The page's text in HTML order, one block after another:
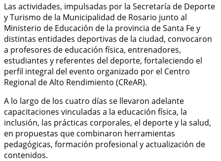
Las actividades, impulsadas por la Secretaría de Deporte
y Turismo de la Municipalidad de Rosario junto al
Ministerio de Educación de la provincia de Santa Fe y
distintas entidades deportivas de la ciudad, convocaron
a profesores de educación física, entrenadores,
estudiantes y referentes del deporte, fortaleciendo el
perfil integral del evento organizado por el Centro
Regional de Alto Rendimiento (CReAR).
A lo largo de los cuatro días se llevaron adelante
capacitaciones vinculadas a la educación física, la
inclusión, las prácticas corporales, el deporte y la salud,
en propuestas que combinaron herramientas
pedagógicas, formación profesional y actualización de
contenidos.